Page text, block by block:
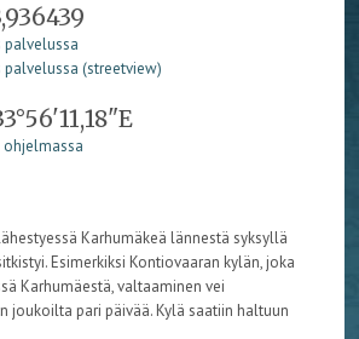
palvelussa
palvelussa (streetview)
ohjelmassa
Karhumäkeä lännestä syksyllä
Esimerkiksi Kontiovaaran kylän, joka
Karhumäestä, valtaaminen vei
joukoilta pari päivää. Kylä saatiin haltuun